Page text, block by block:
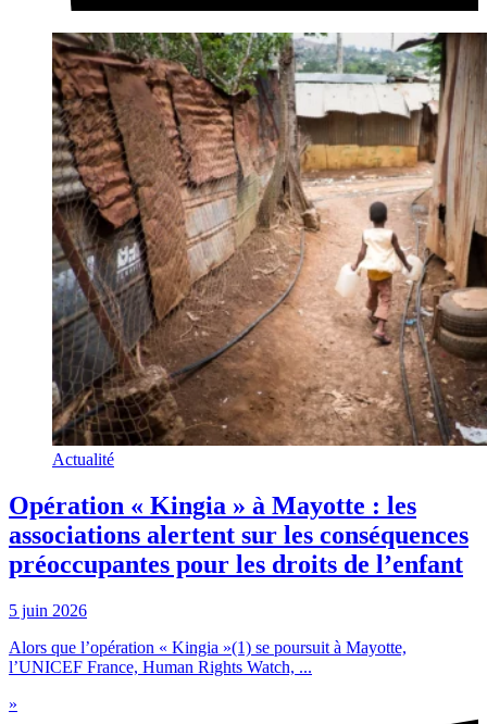
Actualité
Opération « Kingia » à Mayotte : les
associations alertent sur les conséquences
préoccupantes pour les droits de l’enfant
5 juin 2026
Alors que l’opération « Kingia »(1) se poursuit à Mayotte,
l’UNICEF France, Human Rights Watch, ...
»